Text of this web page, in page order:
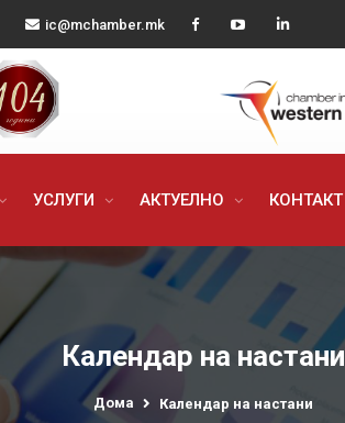
ic@mchamber.mk
УСЛУГИ АКТУЕЛНО КОНТАКТ
Календар на настани
Дома Календар на настани